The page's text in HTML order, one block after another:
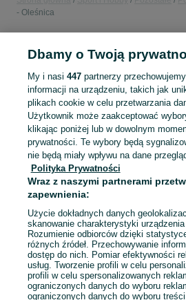
- Oleśnica
POLSKA » DOLNOŚLĄSKIE » OLEŚNICA
KATEGORIA
Mapa kategorii
Mapa miejscowości
Mapa ministron
Popularne wyszukiwania
Dbamy o Twoją
My i nasi 447partnerzy
informacji na urządzeniu, takich jak
plikach cookie w celu przetwarzania
Użytkownik może zaakceptować
klikając poniżej lub w dowolnym
prywatności. Te wybory będą
nie będą miały wpływu na dane
Polityka Prywatności
Wraz z naszymi partnerami
zapewnienia:
Użycie dokładnych danych
skanowanie charakterystyki
Rozumienie odbiorców dzięki
różnych źródeł. Przechowywanie
dostęp do nich. Pomiar efektywności
usług. Tworzenie profili w celu
profili w celu spersonalizowanych
ograniczonych danych do wyboru
ograniczonych danych do wyboru